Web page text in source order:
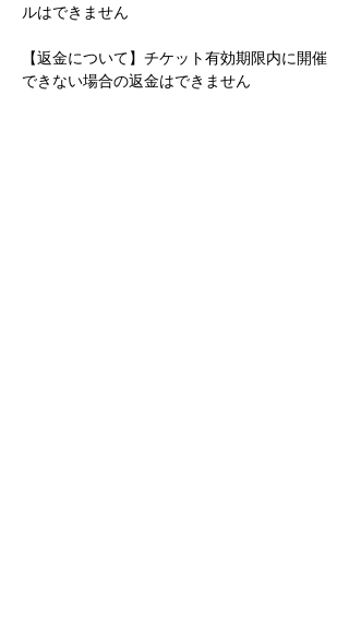
ルはできません
【返金について】チケット有効期限内に開催
できない場合の返金はできません